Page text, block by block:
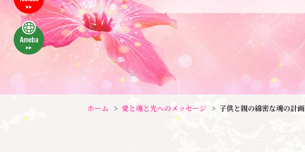
ホーム 愛と魂と光へのメッセージ 子供と親の綿密な魂の計画